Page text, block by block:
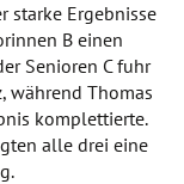
starke Ergebnisse
B einen
Senioren C fuhr
während Thomas
komplettierte.
alle drei eine